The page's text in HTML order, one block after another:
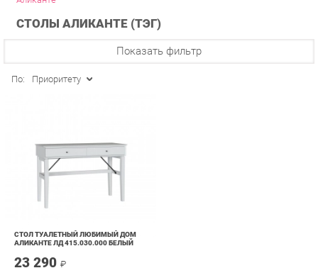
СТОЛЫ АЛИКАНТЕ (ТЭГ)
23 290₽